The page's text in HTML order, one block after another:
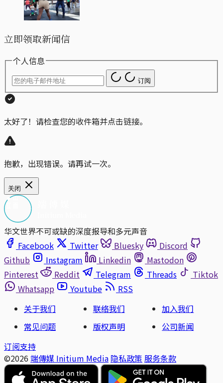
立即领取新闻信
个人信息
订阅
太好了！请检查您的收件箱并点击链接。
抱歉，出现错误。请再试一次。
关闭
华文世界不可或缺的深度报导和多元声音
Facebook
Twitter Bluesky
Discord
Github
Instagram Linkedin
Mastodon
Pinterest
Reddit Telegram Threads
Tiktok
Whatsapp
Youtube
RSS
关于我们
联络我们
加入我们
常见问题
版权声明
公司新闻
订阅支持
©2026 端傳媒 Initium Media 隐私政策 服务条款